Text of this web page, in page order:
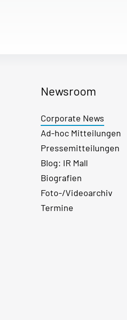
Newsroom
Corporate News
Ad-hoc Mitteilungen
Pressemitteilungen
Blog: IR Mall
Biografien
Foto-/Videoarchiv
Termine